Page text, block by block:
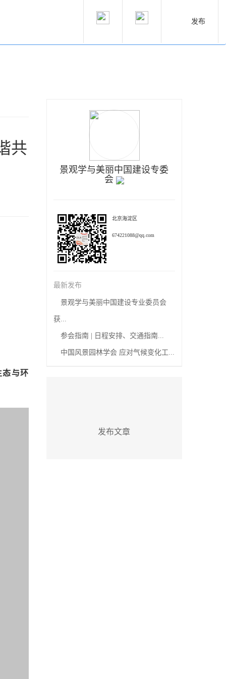
发布
共
态与环
景观学与美丽中国建设专委
会
北京海淀区
674221088@qq.com
最新发布
景观学与美丽中国建设专业委员会
获...
参会指南 | 日程安排、交通指南...
中国风景园林学会 应对气候变化工...
发布文章